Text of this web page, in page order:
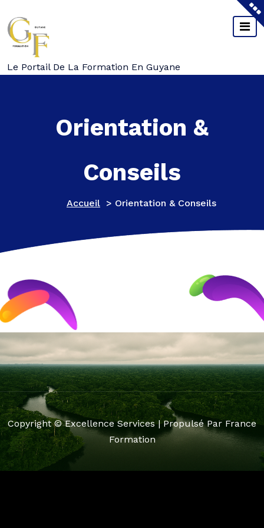
Au
Contenu
Le Portail De La Formation En Guyane
Orientation &
Conseils
Accueil > Orientation & Conseils
Copyright © Excellence Services | Propulsé Par France
Formation